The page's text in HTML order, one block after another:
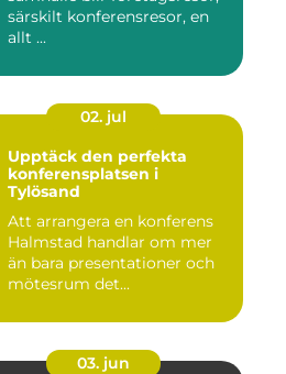
särskilt konferensresor, en
allt ...
02. jul
Upptäck den perfekta
konferensplatsen i
Tylösand
Att arrangera en konferens
Halmstad handlar om mer
än bara presentationer och
mötesrum det...
03. jun